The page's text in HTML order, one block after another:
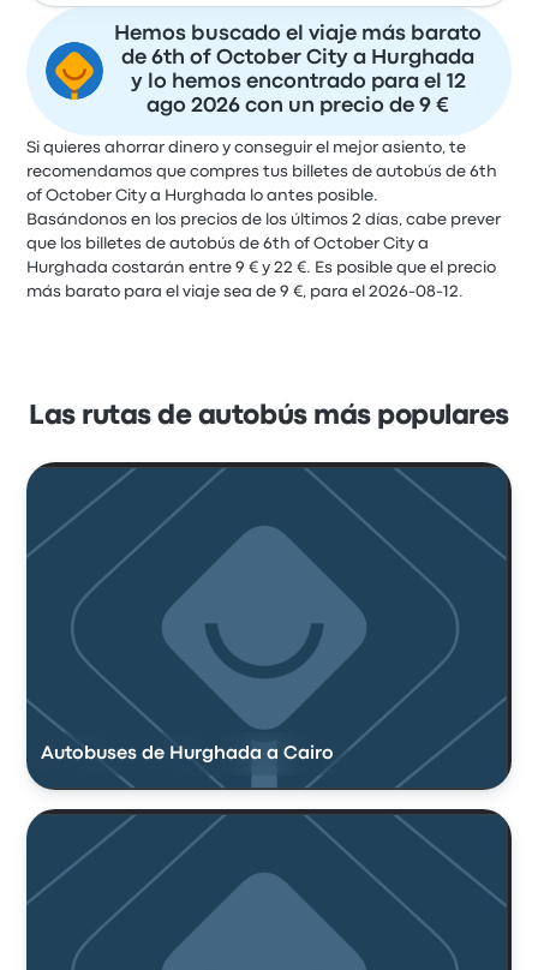
Hemos buscado el viaje más barato
de 6th of October City a Hurghada
y lo hemos encontrado para el 12
ago 2026 con un precio de 9 €
Si quieres ahorrar dinero y conseguir el mejor asiento, te
recomendamos que compres tus billetes de autobús de 6th
of October City a Hurghada lo antes posible.
Basándonos en los precios de los últimos 2 días, cabe prever
que los billetes de autobús de 6th of October City a
Hurghada costarán entre 9 € y 22 €. Es posible que el precio
más barato para el viaje sea de 9 €, para el 2026-08-12.
Las rutas de autobús más populares
Autobuses de Hurghada a Cairo